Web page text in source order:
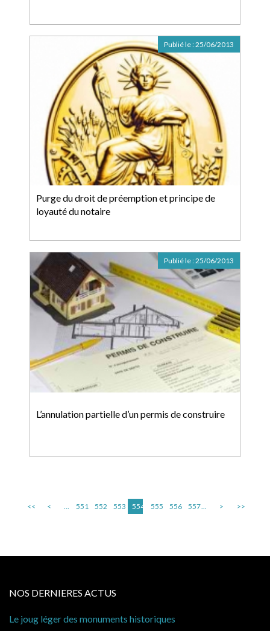
Purge du droit de préemption et principe de
loyauté du notaire
Publié le :25/06/2013
L’annulation partielle d’un permis de construire
Publié le :25/06/2013
<< < ... 551 552 553 554 555 556 557... > >>
NOS DERNIERES ACTUS
Cabines de plage : le juge admet des redevances